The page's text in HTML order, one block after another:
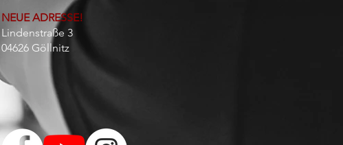
NEUE ADRESSE!
Lindenstraße 3
04626 Göllnitz